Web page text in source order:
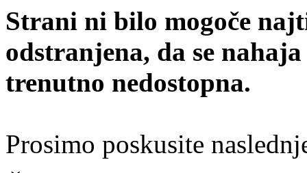
Strani ni bilo mogoče
odstranjena, da se
trenutno nedostopna.
Prosimo poskusite